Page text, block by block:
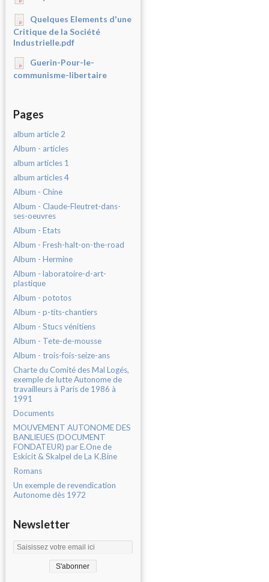
Quelques Elements d'une
Critique de la Société
Industrielle.pdf
Guerin-Pour-le-
communisme-libertaire
Pages
album article 2
Album - articles
album articles 1
album articles 4
Album - Chine
Album - Claude-Fleutret-dans-
ses-oeuvres
Album - Etats
Album - Fresh-halt-on-the-road
Album - Hermine
Album - laboratoire-d-art-
plastique
Album - pototos
Album - p-tits-chantiers
Album - Stucs vénitiens
Album - Tete-de-mousse
Album - trois-fois-seize-ans
Charte du Comité des Mal Logés,
exemple de lutte Autonome de
travailleurs à Paris de 1986 à
1991
Documents
MOUVEMENT AUTONOME DES
BANLIEUES (DOCUMENT
FONDATEUR) par E.One de
Eskicit & Skalpel de La K.Bine
Romans
Un exemple de revendication
Autonome dès 1972
Newsletter